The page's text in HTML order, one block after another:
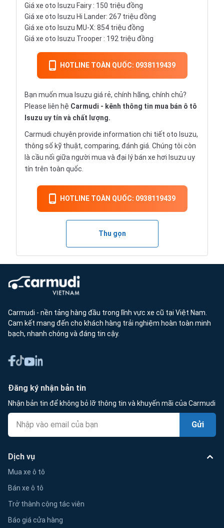
Giá xe oto Isuzu Fairy : 150 triệu đồng
Giá xe oto Isuzu Hi Lander: 267 triệu đồng
Giá xe oto Isuzu MU-X: 854 triệu đồng
Giá xe oto Isuzu Trooper : 192 triệu đồng
HOTLINE TOÀN QUỐC: 0938119439
Bạn muốn mua Isuzu giá rẻ, chính hãng, chính chủ?
Please liên hệ Carmudi - kênh thông tin mua bán ô tô
Isuzu uy tín và chất lượng.
Carmudi chuyên provide information chi tiết oto Isuzu,
thông số kỹ thuật, comparing, đánh giá. Chúng tôi còn
là cầu nối giữa người mua và đại lý bán xe hơi Isuzu uy
tín trên toàn quốc.
HOTLINE TOÀN QUỐC: 0938119439
Thu gọn
Carmudi - nền tảng hàng đầu trong lĩnh vực xe cũ tại Việt Nam.
Cam kết mang đến cho khách hàng trải nghiệm hoàn toàn minh
bạch, nhanh chóng và đáng tin cậy.
Đăng ký nhận bản tin
Nhận bản tin để không bỏ lỡ thông tin và khuyến mãi của Carmudi
Gửi
Dịch vụ
Mua xe ô tô
Bán xe ô tô
Trở thành cộng tác viên
Báo giá cửa hàng